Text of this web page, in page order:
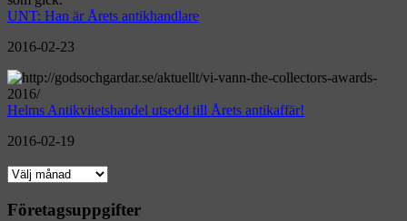
UNT: Han är Årets antikhandlare
2016-02-23
Helms Antikvitetshandel utsedd till Årets antikaffär!
2016-02-19
Företagsuppgifter